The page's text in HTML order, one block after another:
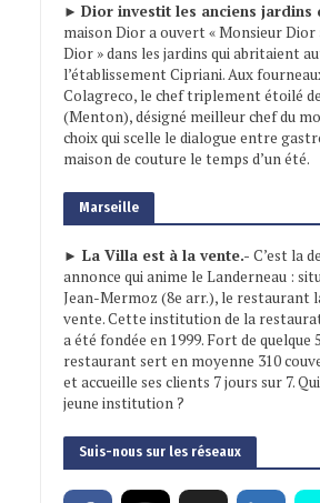
► Dior investit les anciens jardins
maison Dior a ouvert « Monsieur Dior
Dior » dans les jardins qui abritaient
l’établissement Cipriani. Aux
Colagreco, le chef triplement étoilé
(Menton), désigné meilleur chef du
choix qui scelle le dialogue entre
maison de couture le temps d’un été.
Marseille
► La Villa est à la vente.- C’est la
annonce qui anime le Landerneau :
Jean-Mermoz (8e arr.), le restaurant
vente. Cette institution de la
a été fondée en 1999. Fort de quelque
restaurant sert en moyenne 310
et accueille ses clients 7 jours sur 7.
jeune institution ?
Suis-nous sur les réseaux